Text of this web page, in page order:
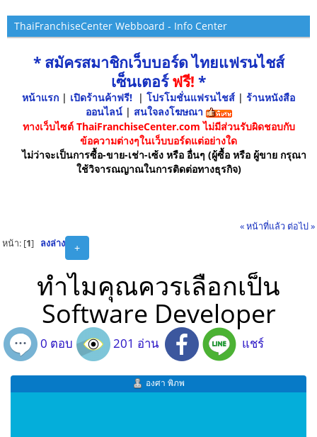
ThaiFranchiseCenter Webboard - Info Center
* สมัครสมาชิกเว็บบอร์ด ไทยแฟรนไชส์
เซ็นเตอร์ฟรี! *
หน้าแรก | เปิดร้านค้าฟรี! | โปรโมชั่นแฟรนไชส์ | ร้านหนังสือ
ออนไลน์ | สนใจลงโฆษณา
ทางเว็บไซต์ ThaiFranchiseCenter.com ไม่มีส่วนรับผิดชอบกับ
ข้อความต่างๆในเว็บบอร์ดแต่อย่างใด
ไม่ว่าจะเป็นการซื้อ-ขาย-เช่า-เซ้ง หรือ อื่นๆ (ผู้ซื้อ หรือ ผู้ขาย กรุณา
ใช้วิจารณญาณในการติดต่อทางธุรกิจ)
« หน้าที่แล้ว ต่อไป »
+
หน้า: [1] ลงล่าง
ทำไมคุณควรเลือกเป็น
Software Developer
0 ตอบ 201 อ่าน แชร์
องศา พิภพ